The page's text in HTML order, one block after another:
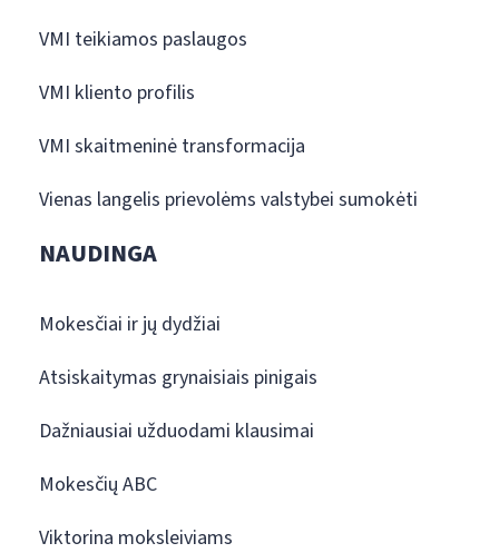
VMI teikiamos paslaugos
VMI kliento profilis
VMI skaitmeninė transformacija
Vienas langelis prievolėms valstybei sumokėti
NAUDINGA
Mokesčiai ir jų dydžiai
Atsiskaitymas grynaisiais pinigais
Dažniausiai užduodami klausimai
Mokesčių ABC
Viktorina moksleiviams